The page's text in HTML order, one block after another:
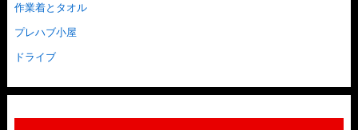
作業着とタオル
プレハブ小屋
ドライブ